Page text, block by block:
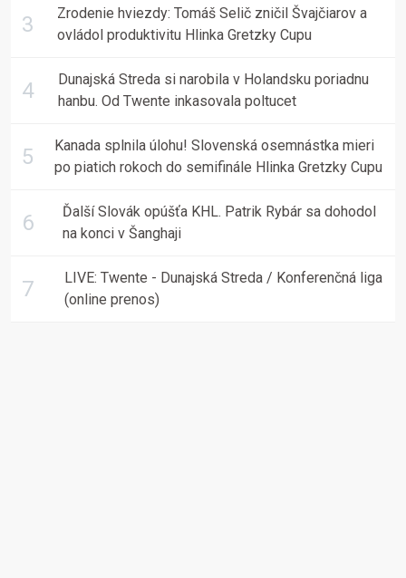
Zrodenie hviezdy: Tomáš Selič zničil Švajčiarov a
ovládol produktivitu Hlinka Gretzky Cupu
Dunajská Streda si narobila v Holandsku poriadnu
hanbu. Od Twente inkasovala poltucet
Kanada splnila úlohu! Slovenská osemnástka mieri
po piatich rokoch do semifinále Hlinka Gretzky Cupu
Ďalší Slovák opúšťa KHL. Patrik Rybár sa dohodol
na konci v Šanghaji
LIVE: Twente - Dunajská Streda / Konferenčná liga
(online prenos)